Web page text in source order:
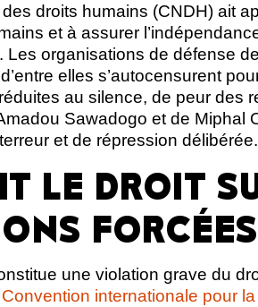
droits humains (CNDH) ait
et à assurer
Les organisations de défense
elles s’autocensurent
au silence, de peur des
Sawadogo et de Miphal
et de répression délibérée.
LE DROIT
FORCÉES
une violation grave du
internationale pour